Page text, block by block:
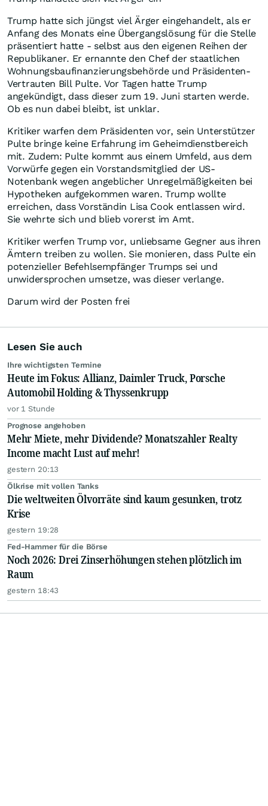
Trump hatte sich jüngst viel Ärger eingehandelt, als er
Anfang des Monats eine Übergangslösung für die Stelle
präsentiert hatte - selbst aus den eigenen Reihen der
Republikaner. Er ernannte den Chef der staatlichen
Wohnungsbaufinanzierungsbehörde und Präsidenten-
Vertrauten Bill Pulte. Vor Tagen hatte Trump
angekündigt, dass dieser zum 19. Juni starten werde.
Ob es nun dabei bleibt, ist unklar.
Kritiker warfen dem Präsidenten vor, sein Unterstützer
Pulte bringe keine Erfahrung im Geheimdienstbereich
mit. Zudem: Pulte kommt aus einem Umfeld, aus dem
Vorwürfe gegen ein Vorstandsmitglied der US-
Notenbank wegen angeblicher Unregelmäßigkeiten bei
Hypotheken aufgekommen waren. Trump wollte
erreichen, dass Vorständin Lisa Cook entlassen wird.
Sie wehrte sich und blieb vorerst im Amt.
Kritiker werfen Trump vor, unliebsame Gegner aus ihren
Ämtern treiben zu wollen. Sie monieren, dass Pulte ein
potenzieller Befehlsempfänger Trumps sei und
unwidersprochen umsetze, was dieser verlange.
Darum wird der Posten frei
Lesen Sie auch
Ihre wichtigsten Termine
Heute im Fokus: Allianz, Daimler Truck, Porsche
Automobil Holding & Thyssenkrupp
vor 1 Stunde
Prognose angehoben
Mehr Miete, mehr Dividende? Monatszahler Realty
Income macht Lust auf mehr!
gestern 20:13
Ölkrise mit vollen Tanks
Die weltweiten Ölvorräte sind kaum gesunken, trotz
Krise
gestern 19:28
Fed-Hammer für die Börse
Noch 2026: Drei Zinserhöhungen stehen plötzlich im
Raum
gestern 18:43